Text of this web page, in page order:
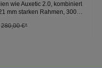
wie Auxetic 2.0, kombiniert
mm starken Rahmen, 300
für die ultimative Balance
280,00 €*